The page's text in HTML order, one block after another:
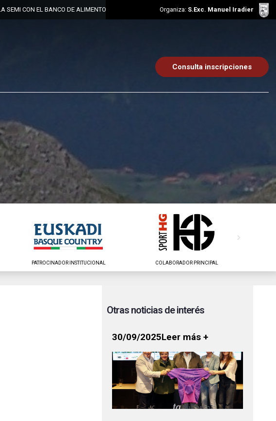
CON EL BANCO DE ALIMENTOSPRESENTACION PRUEBA 2025 - VITORIA-GASTEIZ
Organiza: S.Exc. Manuel Iradier
Consulta inscripciones
PATROCINADOR INSTITUCIONAL COLABORADOR PRINCIPAL
›
Otras noticias de interés
30/09/2025Leer más +